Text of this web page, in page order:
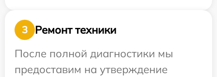
3
Ремонт техники
После полной диагностики мы
предоставим на утверждение